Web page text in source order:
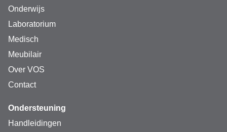
Onderwijs
Laboratorium
Medisch
Meubilair
Over VOS
Contact
Ondersteuning
Handleidingen